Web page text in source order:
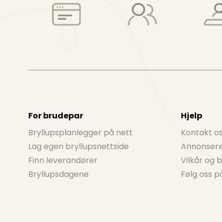
For brudepar
Bryllupsplanlegger på nett
Lag egen bryllupsnettside
Finn leverandører
Bryllupsdagene
Hjelp
Kontakt
Vilkår og
Følg oss